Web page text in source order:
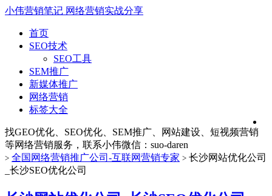
小伟营销笔记 网络营销实战分享
首页
SEO技术
SEO工具
SEM推广
新媒体推广
网络营销
标签大全
找GEO优化、SEO优化、SEM推广、网站建设、短视频营销
等网络营销服务，联系小伟微信：suo-daren
> 全国网络营销推广公司-互联网营销专家 > 长沙网站优化公司
_长沙SEO优化公司